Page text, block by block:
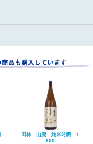
田林 山廃 純米吟醸 1
800